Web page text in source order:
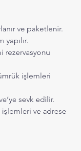
ve paketlenir.
yapılır.
rezervasyonu
işlemleri
sevk edilir.
işlemleri ve adrese